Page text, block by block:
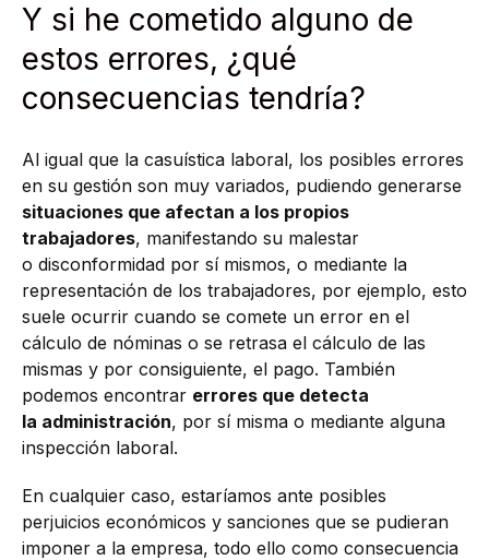
Y si he cometido alguno de
estos errores, ¿qué
consecuencias tendría?
Al igual que la casuística laboral, los posibles errores
en su gestión son muy variados, pudiendo generarse
situaciones que afectan a los propios
trabajadores, manifestando su malestar
o disconformidad por sí mismos, o mediante la
representación de los trabajadores, por ejemplo, esto
suele ocurrir cuando se comete un error en el
cálculo de nóminas o se retrasa el cálculo de las
mismas y por consiguiente, el pago. También
podemos encontrar errores que detecta
la administración, por sí misma o mediante alguna
inspección laboral.
En cualquier caso, estaríamos ante posibles
perjuicios económicos y sanciones que se pudieran
imponer a la empresa, todo ello como consecuencia